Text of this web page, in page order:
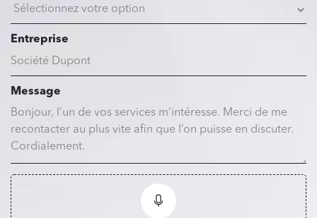
Entreprise
Message